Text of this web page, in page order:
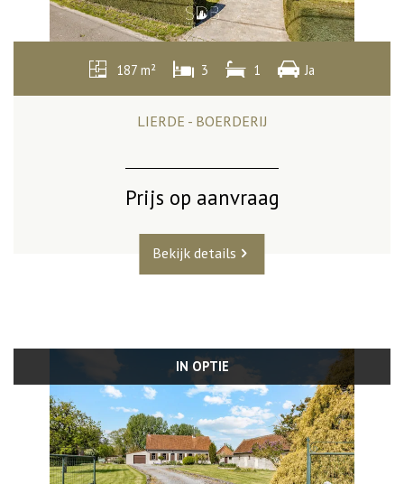
187 m² 3 1 Ja
LIERDE - BOERDERIJ
Prijs op aanvraag
Bekijk details
IN OPTIE